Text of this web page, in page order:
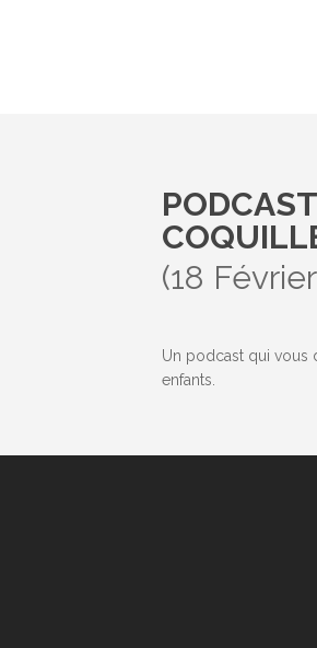
(18
Un podcast qui vous
enfants.